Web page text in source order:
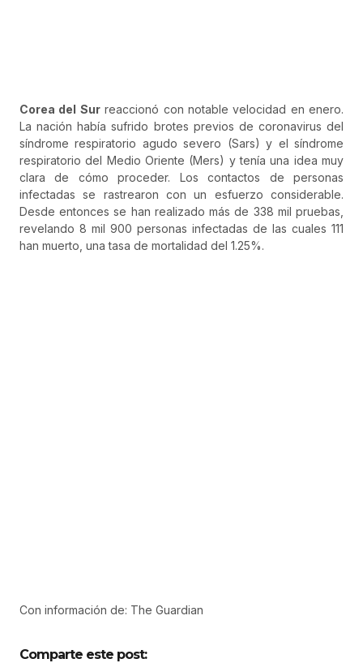
Corea del Surreaccionó con notable velocidad en enero.
La nación había sufrido brotes previos de coronavirus del
síndrome respiratorio agudo severo (Sars) y el síndrome
respiratorio del Medio Oriente (Mers) y tenía una idea muy
clara de cómo proceder. Los contactos de personas
infectadas se rastrearon con un esfuerzo considerable.
Desde entonces se han realizado más de 338 mil pruebas,
revelando 8 mil 900 personas infectadas de las cuales 111
han muerto, una tasa de mortalidad del 1.25%.
Con información de: The Guardian
Comparte este post: